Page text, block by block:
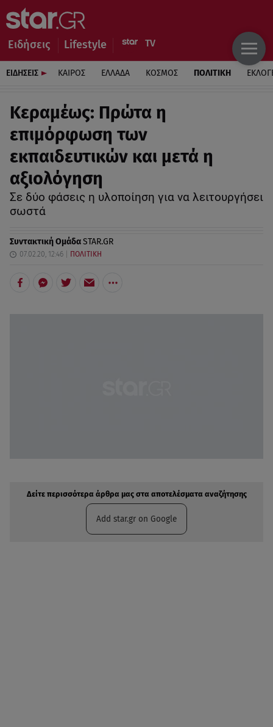
Ειδήσεις Lifestyle
ΕΙΔΗΣΕΙΣ ΚΑΙΡΟΣ ΕΛΛΑΔΑ ΚΟΣΜΟΣ ΠΟΛΙΤΙΚΗ
Κεραμέως: Πρώτα η
επιμόρφωση των
εκπαιδευτικών και μετά η
αξιολόγηση
Σε δύο φάσεις η υλοποίηση για να λειτουργήσει
σωστά
Συντακτική ΟμάδαSTAR.GR
07.02.20, 12:46 ΠΟΛΙΤΙΚΗ
Δείτε περισσότερα άρθρα μας στα αποτελέσματα αναζήτησης
Add star.gr on Google